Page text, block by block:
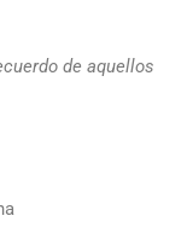
de aquellos